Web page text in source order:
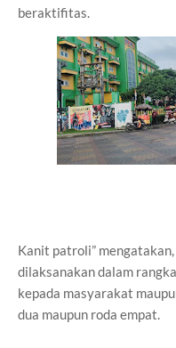
beraktifitas.
Kanit patroli”
dilaksanakan dalam
kepada masyarakat
dua maupun roda empat.